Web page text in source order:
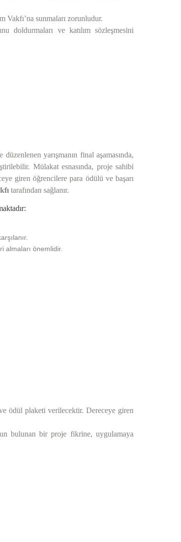
sunmaları zorunludur.
doldurmaları ve katılım sözleşmesini
yarışmanın final aşamasında,
Mülakat esnasında, proje sahibi
giren öğrencilere para ödülü ve başarı
tarafından sağlanır.
almaları önemlidir.
ödül plaketi verilecektir. Dereceye giren
bulunan bir proje fikrine, uygulamaya